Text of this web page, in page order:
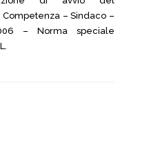
– Sindaco –
– Norma speciale